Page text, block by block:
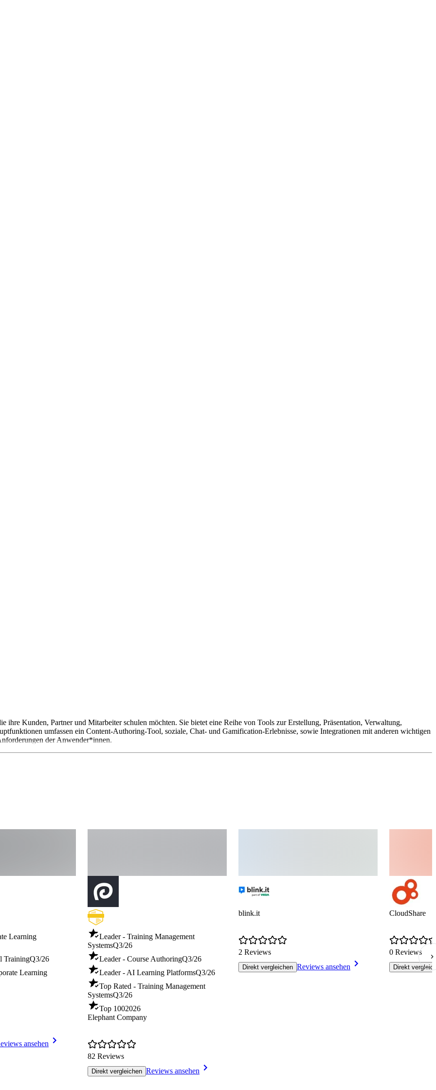
ihre Kunden, Partner und Mitarbeiter schulen möchten. Sie bietet eine Reihe von Tools zur Erstellung, Präsentation, Verwaltung,
umfassen ein Content-Authoring-Tool, soziale, Chat- und Gamification-Erlebnisse, sowie Integrationen mit anderen wichtigen
der Anwender*innen.
Learning
TrainingQ3/26
Learning
ansehen
Leader - Training Management
SystemsQ3/26
Leader - Course AuthoringQ3/26
Leader - AI Learning PlatformsQ3/26
Top Rated - Training Management
SystemsQ3/26
Top 1002026
Elephant Company
82 Reviews
Direkt vergleichen Reviews ansehen
blink.it
2 Reviews
Direkt vergleichen Reviews ansehen
CloudShare
0 Reviews
Direkt